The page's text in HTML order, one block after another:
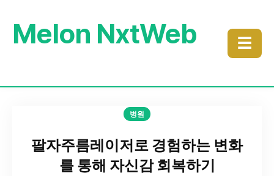
Melon NxtWeb ☰
병원
팔자주름레이저로 경험하는 변화
를 통해 자신감 회복하기